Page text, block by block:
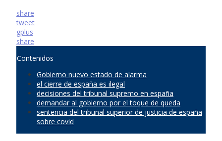
share
tweet
gplus
share
Contenidos
Gobierno nuevo estado de alarma
el cierre de españa es ilegal
decisiones del tribunal supremo en españa
demandar al gobierno por el toque de queda
sentencia del tribunal superior de justicia de españa
sobre covid